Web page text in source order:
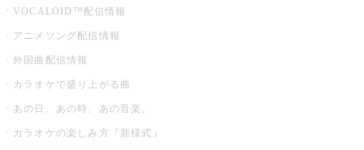
VOCALOID™配信情報
アニメソング配信情報
外国曲配信情報
カラオケで盛り上がる曲
あの日、あの時、あの音楽。
カラオケの楽しみ方『新様式』